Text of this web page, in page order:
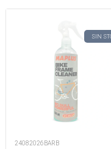
SIN
24082026BARB